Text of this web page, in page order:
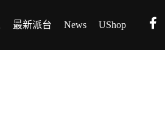
最新派台 News UShop